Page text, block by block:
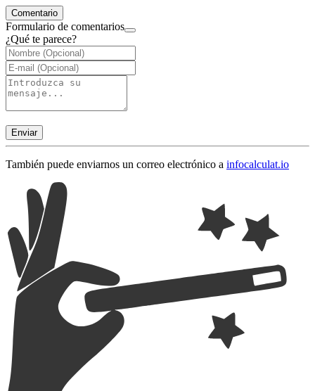
Comentario
Formulario de comentarios
¿Qué te parece?
Enviar
También puede enviarnos un correo electrónico a infocalculat.io